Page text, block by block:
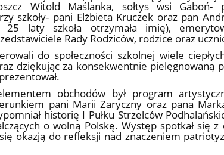
Witold Maślanka, sołtys wsi Gaboń-
szkoły- pani Elżbieta Kruczek oraz pan
laty szkoła otrzymała imię),
Rady Rodziców, rodzice oraz
do społeczności szkolnej wiele
dziękując za konsekwentnie pielęgnowaną
obchodów był program
pani Marii Zaryczny oraz pana
historię I Pułku Strzelców
o wolną Polskę. Występ spotkał się
okazją do refleksji nad znaczeniem